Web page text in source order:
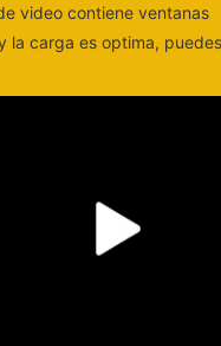
video contiene ventanas
la carga es optima,